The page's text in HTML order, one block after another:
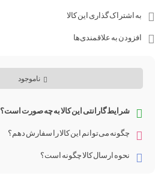
به اشتراک گذاری این کالا
افزودن به علاقمندی‌ها
ناموجود
شرایط گارانتی این کالا به چه صورت است؟
چگونه می‌توانم این کالا را سفارش دهم؟
نحوه ارسال کالا چگونه است؟